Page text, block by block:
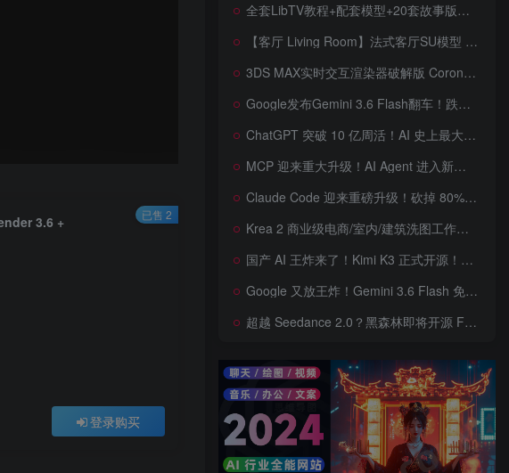
3.6 +
登录购买
已售 2
全套LibTV教程+配套模型+20套故事版参考(含提示词)轻松学会AI短剧制作，全套教程走过路过不要错过想在家里赚钱的就学习起来
【客厅 Living Room】法式客厅SU模型 French-style living room SketchUp model
3DS MAX实时交互渲染器破解版 Corona Render 15 Hotfix 2 For 3ds Max 2018 ~ 2027 Win + 离线材质预设库
Google发布Gemini 3.6 Flash翻车！跌出全球智能榜前十！Google 新模型遭遇口碑争议，附个人一些使用体验——变慢/降智/弱智，Gemini现在真的是一团糟，Google版豆包！
ChatGPT 突破 10 亿周活！AI 史上最大用户奇迹背后，OpenAI 正面对一场百亿美元级商业挑战
MCP 迎来重大升级！AI Agent 进入新纪元，模型上下文协议全面重构，未来 AI 工具生态将被重新定义，AI工具接口进入倒计时开始！
Claude Code 迎来重磅升级！砍掉 80% 系统提示词一键瘦身优化，新增 /doctor 诊断命令，AI 编程效率再次提升
Krea 2 商业级电商/室内/建筑洗图工作流首次公开！三套工作流 + 三档预设 + JSON 反推，RAW、Turbo、Depth、4 倍增强一次学会
国产 AI 王炸来了！Kimi K3 正式开源！免费下载全球最大 2.8 万亿参数模型，国产开源 AI 首次逼近闭源天花板
Google 又放王炸！Gemini 3.6 Flash 免费开放，AI 编程、Agent 能力暴涨，开发者必体验的新一代 AI 模型，性能再次刷新纪录
超越 Seedance 2.0？黑森林即将开源 FLUX 3 Dev！Self-Flow 世界模型首次曝光，20 秒音画同步 AI 视频时代来了！